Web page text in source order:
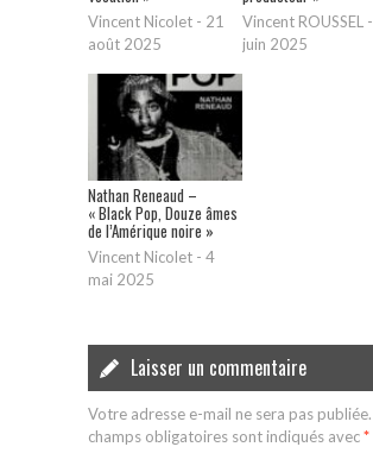
Vincent Nicolet - 21
août 2025
Vincent ROUSSEL -
juin 2025
Nathan Reneaud –
« Black Pop, Douze âmes
de l’Amérique noire »
Vincent Nicolet - 4
mai 2025
Laisser un commentaire
Votre adresse e-mail ne sera pas publiée.
champs obligatoires sont indiqués avec*